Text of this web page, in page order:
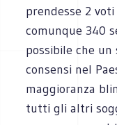
prendesse 2
comunque 340
possibile che
consensi nel
maggioranza
tutti gli altri